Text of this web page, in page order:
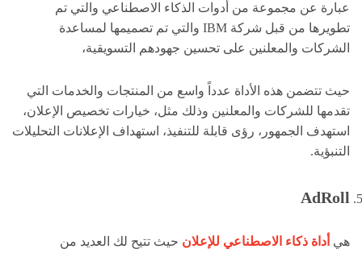
عبارة عن مجموعة من أدوات الذكاء الاصطناعي والتي تم
تطويرها من قبل شركة IBM والتي تم تصميمها لمساعدة
الشركات والمعلنين على تحسين جهودهم التسويقية،
حيث تتضمن هذه الأداة عدداً واسع من المنتجات والخدمات التي
تقدمها للشركات والمعلنين وذلك مثل، خيارات تخصيص الإعلان،
استهدف الجمهور، رؤى قابلة للتنفيذ، استهداف الإعلانات التحليلات
التنبؤية.
AdRoll
هي أداة ذكاء الاصطناعي للإعلان حيث تتيح لك العديد من